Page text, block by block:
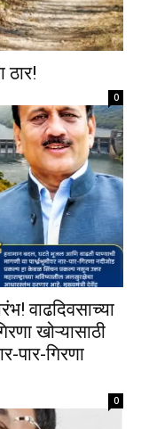
ठार!
0
वाढदिवसाच्या
खोऱ्यासाठी
पार-गिरणा
0